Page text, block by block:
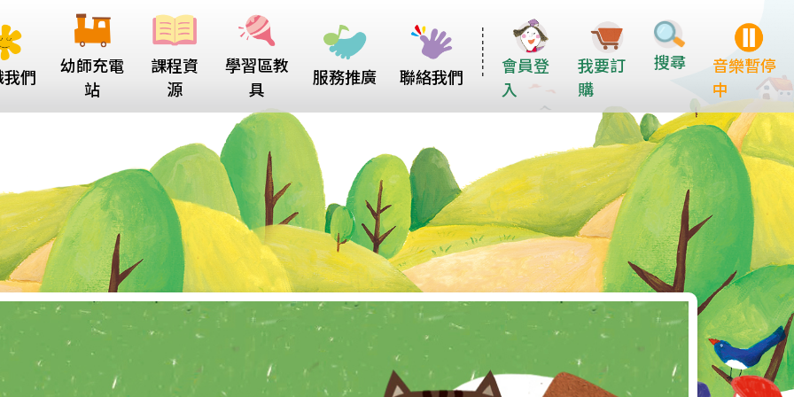
會員登
入
我要訂
購
搜尋
音樂暫停
中
們
幼師充電
站
課程資
源
學習區教
具
服務推廣 聯絡我們